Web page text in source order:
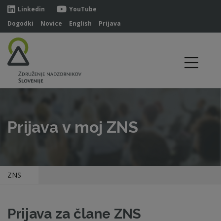
Linkedin
YouTube
Dogodki
Novice English Prijava
Prijava v moj ZNS
ZNS
Prijava za člane ZNS